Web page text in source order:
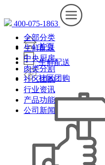
400-075-1863
首页
生鲜配送
社区团购
全部分类
生鲜配送
中央厨房
肉类分割
社区团购
行业资讯
产品功能
公司新闻